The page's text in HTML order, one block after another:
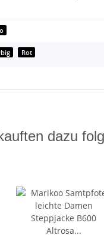
Rot
dazu